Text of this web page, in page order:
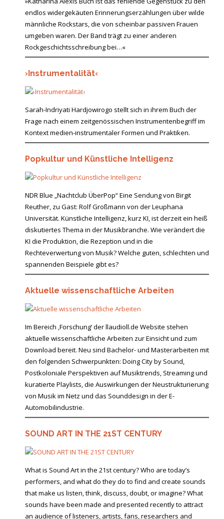
endlos widergekäuten Erinnerungserzählungen über wilde
männliche Rockstars, die von scheinbar passiven Frauen
umgeben waren. Der Band trägt zu einer anderen
Rockgeschichtsschreibung bei…«
›Instrumentalität‹
Sarah-Indriyati Hardjowirogo stellt sich in ihrem Buch der
Frage nach einem zeitgenössischen Instrumentenbegriff im
Kontext medien-instrumentaler Formen und Praktiken.
Popkultur und Künstliche Intelligenz
NDR Blue „Nachtclub ÜberPop“ Eine Sendung von Birgit
Reuther, zu Gast: Rolf Großmann von der Leuphana
Universität. Künstliche Intelligenz, kurz KI, ist derzeit ein heiß
diskutiertes Thema in der Musikbranche. Wie verändert die
KI die Produktion, die Rezeption und in die
Rechteverwertung von Musik? Welche guten, schlechten und
spannenden Beispiele gibt es?
Aktuelle wissenschaftliche Arbeiten
Im Bereich ‚Forschung‘ der llaudioll.de Website stehen
aktuelle wissenschaftliche Arbeiten zur Einsicht und zum
Download bereit. Neu sind Bachelor- und Masterarbeiten mit
den folgenden Schwerpunkten: Doing City by Sound,
Postkoloniale Perspektiven auf Musiktrends, Streaming und
kuratierte Playlists, die Auswirkungen der Neustrukturierung
von Musik im Netz und das Sounddesign in der E-
Automobilindustrie.
SOUND ART IN THE 21ST CENTURY
What is Sound Art in the 21st century? Who are today’s
performers, and what do they do to find and create sounds
that make us listen, think, discuss, doubt, or imagine? What
sounds have been made and presented recently to attract
an audience of listeners, artists, fans, researchers and